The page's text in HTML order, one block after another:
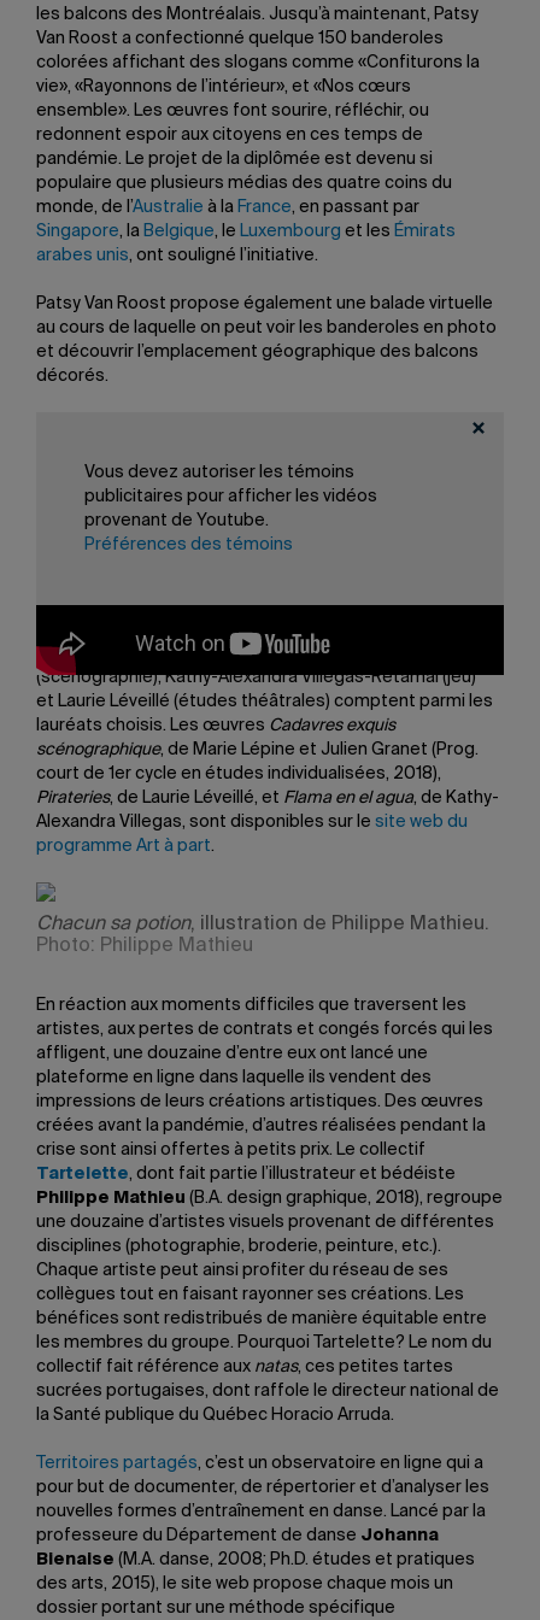
les balcons des Montréalais. Jusqu’à maintenant, Patsy
Van Roost a confectionné quelque 150 banderoles
colorées affichant des slogans comme «Confiturons la
vie», «Rayonnons de l’intérieur», et «Nos cœurs
ensemble». Les œuvres font sourire, réfléchir, ou
redonnent espoir aux citoyens en ces temps de
pandémie. Le projet de la diplômée est devenu si
populaire que plusieurs médias des quatre coins du
monde, de l’Australie à la France, en passant par
Singapore, la Belgique, le Luxembourg et les Émirats
arabes unis, ont souligné l’initiative.
Patsy Van Roost propose également une balade virtuelle
au cours de laquelle on peut voir les banderoles en photo
et découvrir l’emplacement géographique des balcons
décorés.
Vous devez autoriser les témoins
publicitaires pour afficher les vidéos
provenant de Youtube.
Préférences des témoins
École
supérieure de théâtre
(ÉST), ont reçu l’une des
de 750 dollars remises par le programme Art à
part de l’École nationale de théâtre du Canada, afin de
présenter une œuvre artistique en ligne. Le programme
traverser la crise. Les diplômés en jeu Anthony Tingaud
(2019) et Justine Prévost (2019) ainsi que les étudiantes
au baccalauréat en art dramatique Marie Lépine
(scénographie), Kathy-Alexandra Villegas-Retamal (jeu)
et Laurie Léveillé (études théâtrales) comptent parmi les
lauréats choisis. Les œuvres Cadavres exquis
scénographique, de Marie Lépine et Julien Granet (Prog.
court de 1er cycle en études individualisées, 2018),
Pirateries, de Laurie Léveillé, et Flama en el agua, de Kathy-
Alexandra Villegas, sont disponibles sur le site web du
programme Art à part.
Chacun sa potion, illustration de Philippe Mathieu.
Photo: Philippe Mathieu
En réaction aux moments difficiles que traversent les
artistes, aux pertes de contrats et congés forcés qui les
affligent, une douzaine d’entre eux ont lancé une
plateforme en ligne dans laquelle ils vendent des
impressions de leurs créations artistiques. Des œuvres
créées avant la pandémie, d’autres réalisées pendant la
crise sont ainsi offertes à petits prix. Le collectif
Tartelette, dont fait partie l’illustrateur et bédéiste
Philippe Mathieu (B.A. design graphique, 2018), regroupe
une douzaine d’artistes visuels provenant de différentes
disciplines (photographie, broderie, peinture, etc.).
Chaque artiste peut ainsi profiter du réseau de ses
collègues tout en faisant rayonner ses créations. Les
bénéfices sont redistribués de manière équitable entre
les membres du groupe. Pourquoi Tartelette? Le nom du
collectif fait référence aux natas, ces petites tartes
sucrées portugaises, dont raffole le directeur national de
la Santé publique du Québec Horacio Arruda.
Territoires partagés, c’est un observatoire en ligne qui a
pour but de documenter, de répertorier et d’analyser les
nouvelles formes d’entraînement en danse. Lancé par la
professeure du Département de danse Johanna
Bienaise (M.A. danse, 2008; Ph.D. études et pratiques
des arts, 2015), le site web propose chaque mois un
dossier portant sur une méthode spécifique